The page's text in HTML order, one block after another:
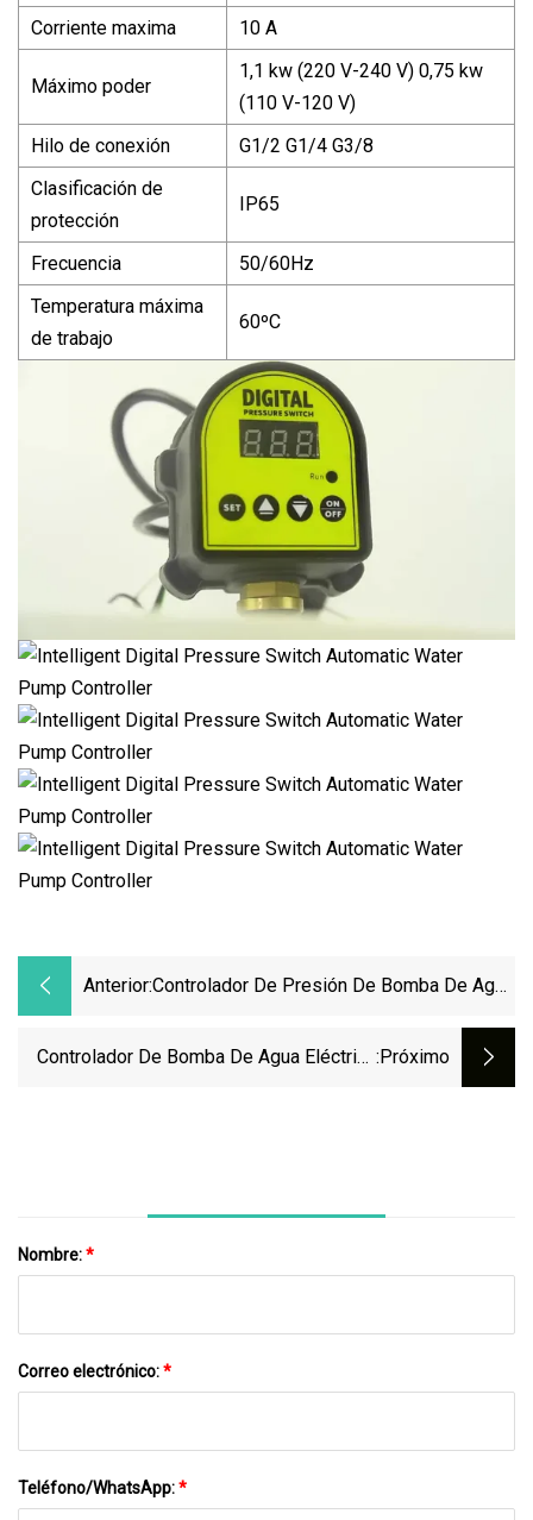
Corriente maxima 10 A
Máximo poder
1,1 kw (220 V-240 V) 0,75 kw
(110 V-120 V)
Hilo de conexión
G1/2 G1/4 G3/8
Clasificación de
protección
IP65
Frecuencia
50/60Hz
Temperatura máxima
de trabajo
60ºC
Anterior:Controlador De Presión De Bomba De Agua
Controlador De Bomba De Agua Eléctrica :próximo
Nombre:*
Correo electrónico:*
Teléfono/WhatsApp:*